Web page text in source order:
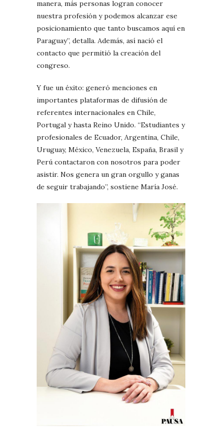
manera, más personas logran conocer
nuestra profesión y podemos alcanzar ese
posicionamiento que tanto buscamos aquí en
Paraguay”, detalla. Además, así nació el
contacto que permitió la creación del
congreso.
Y fue un éxito: generó menciones en
importantes plataformas de difusión de
referentes internacionales en Chile,
Portugal y hasta Reino Unido. “Estudiantes y
profesionales de Ecuador, Argentina, Chile,
Uruguay, México, Venezuela, España, Brasil y
Perú contactaron con nosotros para poder
asistir. Nos genera un gran orgullo y ganas
de seguir trabajando”, sostiene María José.